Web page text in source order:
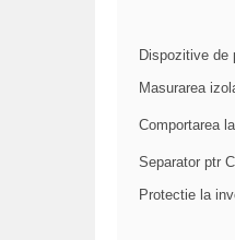
Dispozitive de
Masurarea
Comportarea
Separator ptr
Protectie la